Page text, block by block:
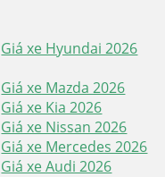
Giá xe Hyundai 2026
Giá xe Mazda 2026
Giá xe Kia 2026
Giá xe Nissan 2026
Giá xe Mercedes 2026
Giá xe Audi 2026